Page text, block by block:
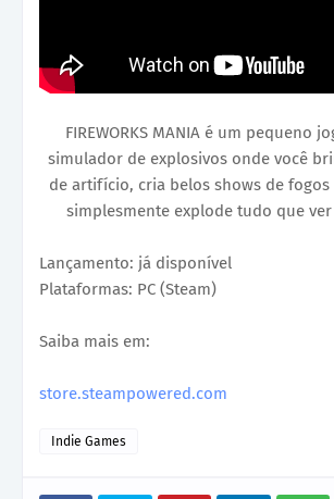
FIREWORKS MANIA é um pequeno
simulador de explosivos onde você
de artifício, cria belos shows de
simplesmente explode tudo que
Lançamento: já disponível
Plataformas: PC (Steam)
Saiba mais em:
store.steampowered.com
Indie Games